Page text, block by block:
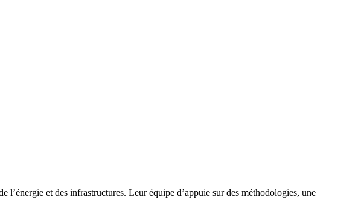
et des infrastructures. Leur équipe d’appuie sur des méthodologies, une